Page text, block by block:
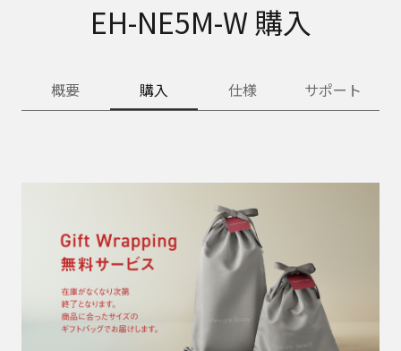
EH-NE5M-W 購入
概要 購入 仕様 サポート